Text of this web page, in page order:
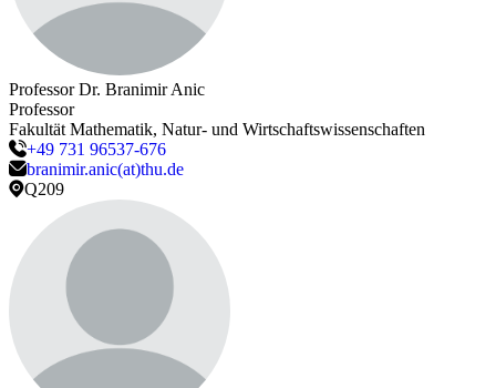
Professor Dr. BranimirAnic
Professor
Fakultät Mathematik, Natur- und Wirtschaftswissenschaften
+49 731 96537-676
branimir.anic(at)thu.de
Q209